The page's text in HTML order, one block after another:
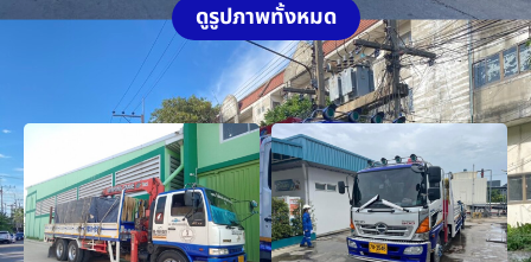
ดูรูปภาพทั้งหมด